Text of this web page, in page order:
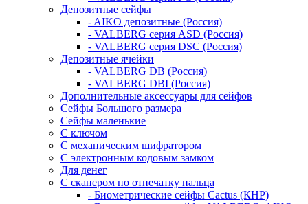
Депозитные сейфы
- AIKO депозитные (Россия)
- VALBERG серия ASD (Россия)
- VALBERG серия DSC (Россия)
Депозитные ячейки
- VALBERG DB (Россия)
- VALBERG DBI (Россия)
Дополнительные аксессуары для сейфов
Сейфы Большого размера
Сейфы маленькие
С ключом
С механическим шифратором
С электронным кодовым замком
Для денег
С сканером по отпечатку пальца
- Биометрические сейфы Cactus (КНР)